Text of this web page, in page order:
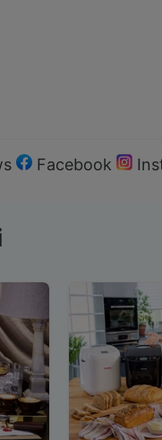
Facebook